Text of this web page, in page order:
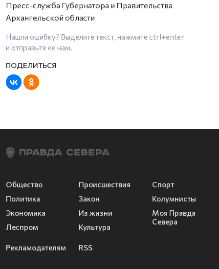
Пресс-служба Губернатора и Правительства
Архангельской области
Нашли ошибку? Выделите текст, нажмите ctrl+enter
и отправьте ее нам.
Общество
Политика
Экономика
Леспром
Происшествия
Закон
Из жизни
Культура
Спорт
Колумнисты
Моя Правда
Севера
Рекламодателям RSS